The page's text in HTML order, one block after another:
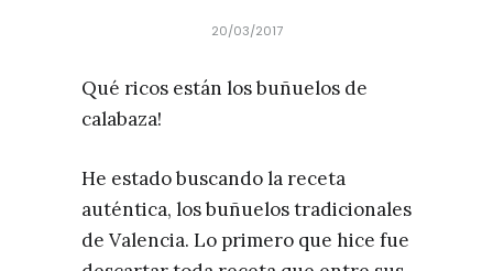
SOBRE MÍ
¿TE GUSTARÍA UNIRTE A NUESTRA AVENTURA GASTRON
ÚNETE A LA NEWSLETTER
RECOMENDACIONES
20/03/2017
Qué ricos están los buñuelos de
calabaza!
He estado buscando la receta
auténtica, los buñuelos tradicionales
de Valencia. Lo primero que hice fue